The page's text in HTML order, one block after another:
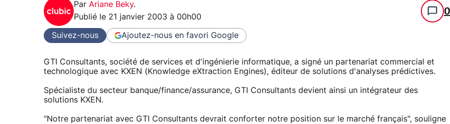
Par Ariane Beky.
Publié le 21 janvier 2003 à 00h00 0
Suivez-nous Ajoutez-nous en favori Google
GTI Consultants, société de services et d'ingénierie informatique, a signé un partenariat commercial et
technologique avec KXEN (Knowledge eXtraction Engines), éditeur de solutions d'analyses prédictives.
Spécialiste du secteur banque/finance/assurance, GTI Consultants devient ainsi un intégrateur des
solutions KXEN.
"Notre partenariat avec GTI Consultants devrait conforter notre position sur le marché français", souligne